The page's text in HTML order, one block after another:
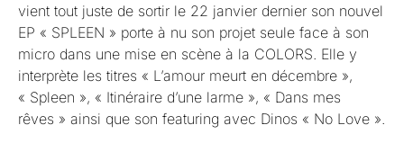
vient tout juste de sortir le 22 janvier dernier son nouvel
EP « SPLEEN » porte à nu son projet seule face à son
micro dans une mise en scène à la COLORS. Elle y
interprète les titres « L’amour meurt en décembre »,
« Spleen », « Itinéraire d’une larme », « Dans mes
rêves » ainsi que son featuring avec Dinos « No Love ».